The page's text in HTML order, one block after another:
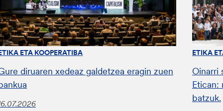
ETA KOOPERATIBA
diruaren xedeaz galdetzea eragin zuen
ETIKA
Oinarri
Etican:
batzuk.